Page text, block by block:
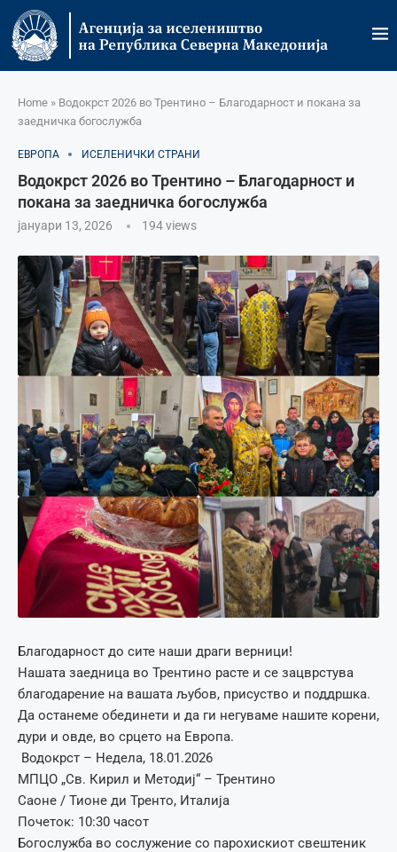
Home » Водокрст 2026 во Трентино – Благодарност и покана за
заедничка богослужба
ЕВРОПА ИСЕЛЕНИЧКИ СТРАНИ
Водокрст 2026 во Трентино – Благодарност и
покана за заедничка богослужба
јануари 13, 2026 194views
Благодарност до сите наши драги верници!
Нашата заедница во Трентино расте и се зацврстува
благодарение на вашата љубов, присуство и поддршка.
Да останеме обединети и да ги негуваме нашите корени,
дури и овде, во срцето на Европа.
Водокрст – Недела, 18.01.2026
МПЦО „Св. Кирил и Методиј“ – Трентино
Саоне / Тионе ди Тренто, Италија
Почеток: 10:30 часот
Богослужба во сослужение со парохискиот свештеник